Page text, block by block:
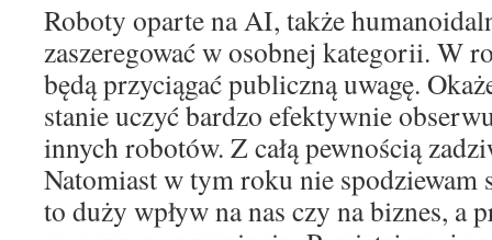
Roboty oparte na AI, także
zaszeregować w osobnej kategorii. W
będą przyciągać publiczną uwagę.
stanie uczyć bardzo efektywnie
innych robotów. Z całą pewnością
Natomiast w tym roku nie spodziewam
to duży wpływ na nas czy na biznes, a